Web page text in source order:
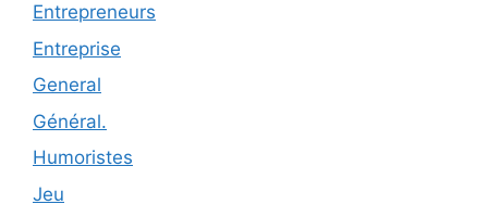
Entrepreneurs
Entreprise
General
Général.
Humoristes
Jeu